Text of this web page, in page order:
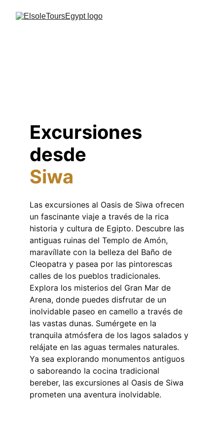
Excursiones
desde
Siwa
Las excursiones al Oasis de Siwa ofrecen
un fascinante viaje a través de la rica
historia y cultura de Egipto. Descubre las
antiguas ruinas del Templo de Amón,
maravíllate con la belleza del Baño de
Cleopatra y pasea por las pintorescas
calles de los pueblos tradicionales.
Explora los misterios del Gran Mar de
Arena, donde puedes disfrutar de un
inolvidable paseo en camello a través de
las vastas dunas. Sumérgete en la
tranquila atmósfera de los lagos salados y
relájate en las aguas termales naturales.
Ya sea explorando monumentos antiguos
o saboreando la cocina tradicional
bereber, las excursiones al Oasis de Siwa
prometen una aventura inolvidable.